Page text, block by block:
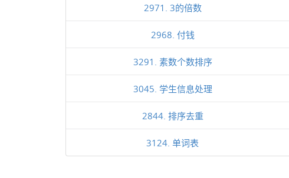
2971. 3的倍数
2968. 付钱
3291. 素数个数排序
3045. 学生信息处理
2844. 排序去重
3124. 单词表